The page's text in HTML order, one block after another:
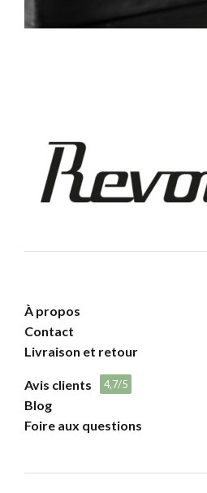
À propos
Contact
Livraison et retour
Avis clients 4,7/5
Blog
Foire aux questions